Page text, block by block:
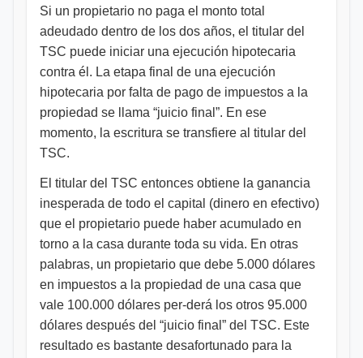
Si un propietario no paga el monto total
adeudado dentro de los dos años, el titular del
TSC puede iniciar una ejecución hipotecaria
contra él. La etapa final de una ejecución
hipotecaria por falta de pago de impuestos a la
propiedad se llama “juicio final”. En ese
momento, la escritura se transfiere al titular del
TSC.
El titular del TSC entonces obtiene la ganancia
inesperada de todo el capital (dinero en efectivo)
que el propietario puede haber acumulado en
torno a la casa durante toda su vida. En otras
palabras, un propietario que debe 5.000 dólares
en impuestos a la propiedad de una casa que
vale 100.000 dólares per-derá los otros 95.000
dólares después del “juicio final” del TSC. Este
resultado es bastante desafortunado para la